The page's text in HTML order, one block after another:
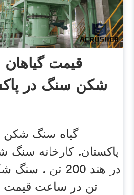
قیمت
شکن سنگ در
گیاه سنگ شکن
پاکستان. کارخانه سنگ
تن در ساعت قیمت